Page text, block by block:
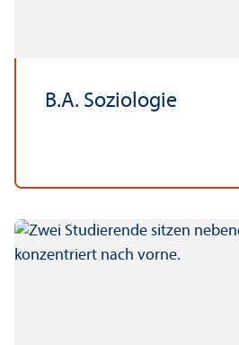
B.A. Soziologie